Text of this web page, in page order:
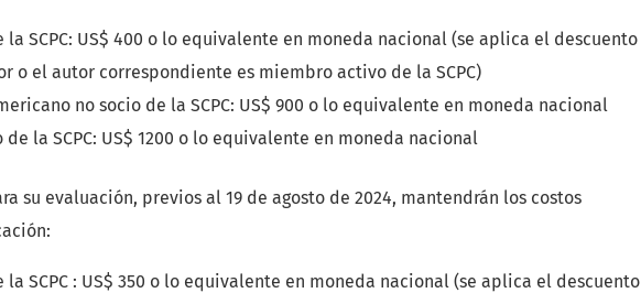
la SCPC: US$ 400 o lo equivalente en moneda nacional (se aplica el descuento
o el autor correspondiente es miembro activo de la SCPC)
no socio de la SCPC: US$ 900 o lo equivalente en moneda nacional
la SCPC: US$ 1200 o lo equivalente en moneda nacional
su evaluación, previos al 19 de agosto de 2024, mantendrán los costos
la SCPC : US$ 350 o lo equivalente en moneda nacional (se aplica el descuento